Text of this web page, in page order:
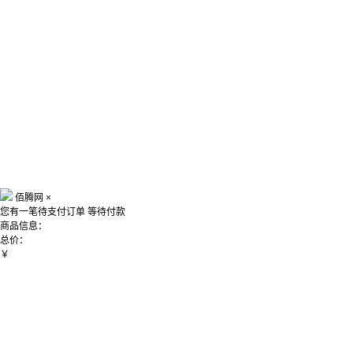
佰腾网 ×
您有一笔待支付订单 等待付款
商品信息：
总价：
￥